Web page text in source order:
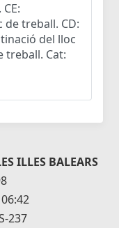
treball. CD:
del lloc
treball. Cat:
ILLES BALEARS
237